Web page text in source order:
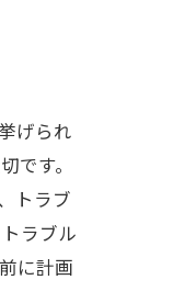
げられ
です。
トラブ
ラブル
に計画